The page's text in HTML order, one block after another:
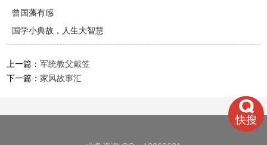
曾国藩有感
国学小典故，人生大智慧
上一篇：军统教父戴笠
下一篇：家风故事汇
快搜